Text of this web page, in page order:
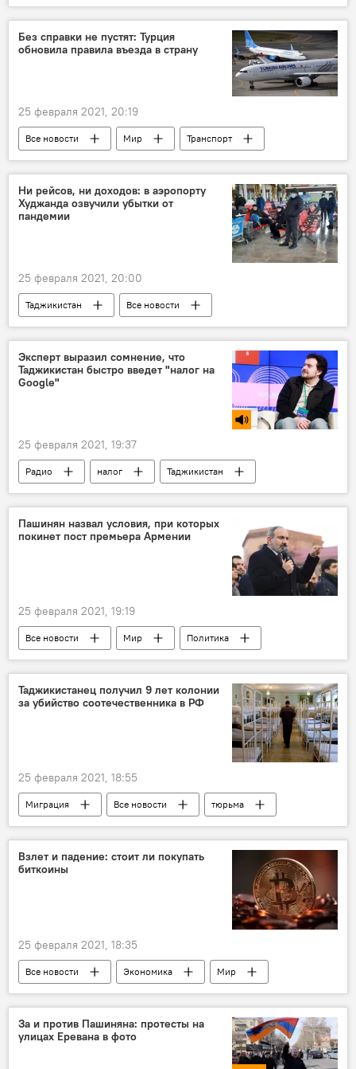
Армия и вооружение
Армения
Никол Пашинян
Без справки не пустят: Турция
обновила правила въезда в страну
25 февраля 2021, 20:19
Все новости Мир
Транспорт
Турция
коронавирус
Коронавирус: опасное заболевание в России и мире
Ни рейсов, ни доходов: в аэропорту
Худжанда озвучили убытки от
пандемии
25 февраля 2021, 20:00
Таджикистан
Все новости
Новости Худжанда и Согдийской области
аэропорт
убытки
Эксперт выразил сомнение, что
Таджикистан быстро введет "налог на
Google"
25 февраля 2021, 19:37
Радио налог Таджикистан
Пашинян назвал условия, при которых
покинет пост премьера Армении
25 февраля 2021, 19:19
Все новости Мир
Политика
Армения
Никол Пашинян
Таджикистанец получил 9 лет колонии
за убийство соотечественника в РФ
25 февраля 2021, 18:55
Миграция Все новости
тюрьма
Таджикистан
Взлет и падение: стоит ли покупать
биткоины
25 февраля 2021, 18:35
Все новости Экономика
Мир
биткоин
За и против Пашиняна: протесты на
улицах Еревана в фото